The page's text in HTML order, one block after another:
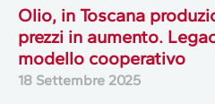
Olio, in Toscana
prezzi in aumento.
modello cooperativo
18 Settembre 2025